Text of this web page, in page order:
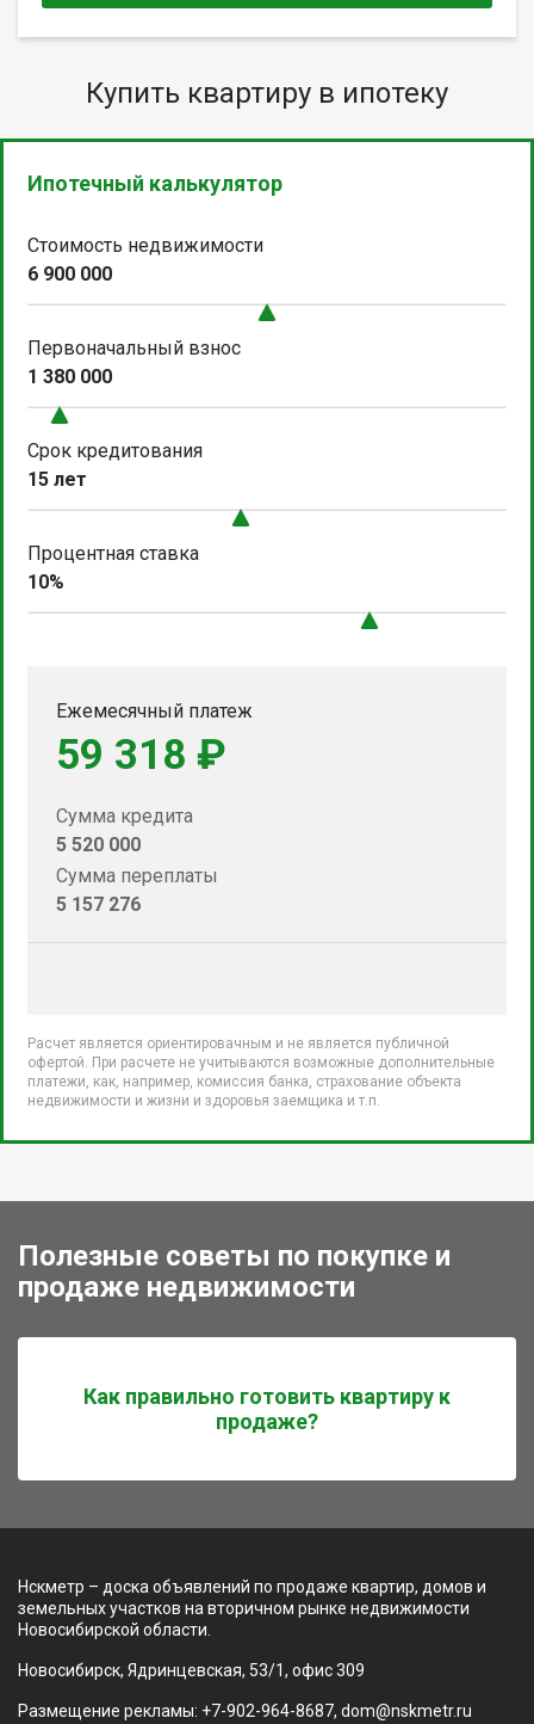
Купить квартиру в ипотеку
Ипотечный калькулятор
Стоимость недвижимости
6 900 000
Первоначальный взнос
1 380 000
Срок кредитования
15 лет
Процентная ставка
10%
Ежемесячный платеж
59 318 ₽
Сумма кредита
5 520 000
Сумма переплаты
5 157 276
Расчет является ориентировачным и не является публичной
офертой. При расчете не учитываются возможные дополнительные
платежи, как, например, комиссия банка, страхование объекта
недвижимости и жизни и здоровья заемщика и т.п.
Полезные советы по покупке и
продаже недвижимости
Как правильно готовить квартиру к
продаже?
Нскметр – доска объявлений по продаже квартир, домов и
земельных участков на вторичном рынке недвижимости
Новосибирской области.
Новосибирск, Ядринцевская, 53/1, офис 309
Размещение рекламы: +7-902-964-8687, dom@nskmetr.ru